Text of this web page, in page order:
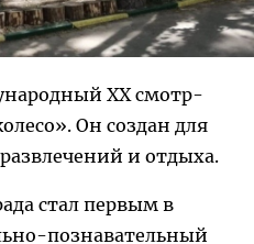
XX смотр-
Он создан для
и отдыха.
стал первым в
познавательный